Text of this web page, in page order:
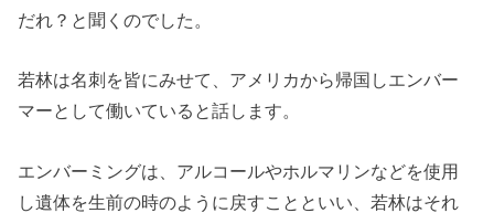
だれ？と聞くのでした。
若林は名刺を皆にみせて、 アメリカから帰国しエンバー
マーとして働いていると話します。
エンバーミングは、 アルコールやホルマリンなどを使用
し遺体を生前の時のように戻すことといい、 若林はそれ